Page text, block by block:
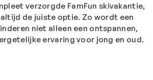
verzorgde FamFun skivakantie,
altijd de juiste optie. Zo wordt een
niet alleen een ontspannen,
ervaring voor jong en oud.